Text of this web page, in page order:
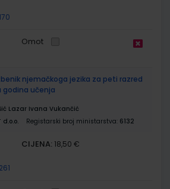
Omot
njemačkoga jezika za peti razred
godina učenja
Lazar Ivana Vukančić
d.o.o. Registarski broj ministarstva: 6132
CIJENA: 18,50 €